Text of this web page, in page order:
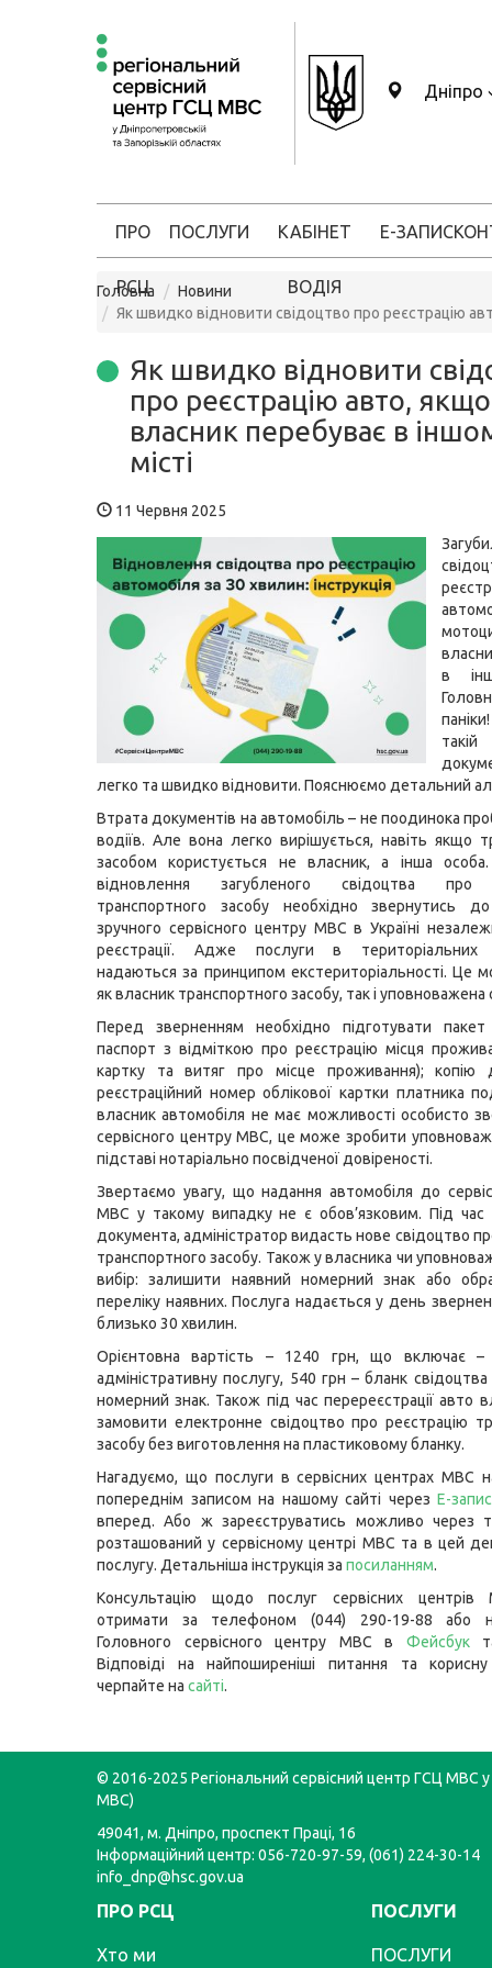
Дніпро
ПРО
РСЦ
ПОСЛУГИ КАБІНЕТ
ВОДІЯ
Е-ЗАПИС
Головна
Новини
Як швидко відновити свідоцтво про реєстрацію
Як швидко відновити
про реєстрацію авто, якщо
власник перебуває в
місті
11 Червня 2025
в
легко та швидко відновити. Пояснюємо детальний
Втрата документів на автомобіль – не поодинока
водіїв. Але вона легко вирішується, навіть якщо
засобом користується не власник, а інша
відновлення загубленого свідоцтва про
транспортного засобу необхідно звернутись
зручного сервісного центру МВС в Україні
реєстрації. Адже послуги в територіальних
надаються за принципом екстериторіальності. Це
як власник транспортного засобу, так і уповноважена
Перед зверненням необхідно підготувати пакет
паспорт з відміткою про реєстрацію місця
картку та витяг про місце проживання); копію
реєстраційний номер облікової картки платника
власник автомобіля не має можливості особисто
сервісного центру МВС, це може зробити
підставі нотаріально посвідченої довіреності.
Звертаємо увагу, що надання автомобіля до
МВС у такому випадку не є обов’язковим. Під час
документа, адміністратор видасть нове свідоцтво
транспортного засобу. Також у власника чи
вибір: залишити наявний номерний знак або
переліку наявних. Послуга надається у день
близько 30 хвилин.
Орієнтовна вартість – 1240 грн, що включає
адміністративну послугу, 540 грн – бланк
номерний знак. Також під час перереєстрації авто
замовити електронне свідоцтво про реєстрацію
засобу без виготовлення на пластиковому бланку.
Нагадуємо, що послуги в сервісних центрах МВС
попереднім записом на нашому сайті черезЕ-запис
вперед. Або ж зареєструватись можливо через
розташований у сервісному центрі МВС та в цей
послугу. Детальніша інструкція за посиланням.
Консультацію щодо послуг сервісних
отримати за телефоном (044) 290-19-88 або
Головного сервісного центру МВС в Фейсбук
Відповіді на найпоширеніші питання та
черпайте на сайті.
© 2016-2025 Регіональний сервісний центр ГСЦ МВС у
МВС)
49041, м. Дніпро, проспект Праці, 16
Інформаційний центр: 056-720-97-59, (061) 224-30-14
info_dnp@hsc.gov.ua
ПРО РСЦ
Хто ми
ПОСЛУГИ
ПОСЛУГИ